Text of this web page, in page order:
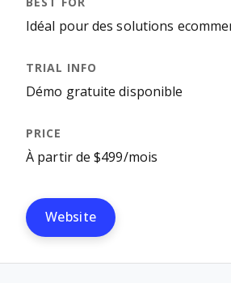
Idéal pour des solutions
Démo gratuite disponible
À partir de $499/mois
Website